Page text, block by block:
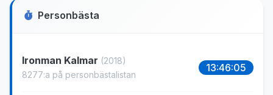
Personbästa
Ironman Kalmar (2018)
8277:a på personbästalistan
13:46:05